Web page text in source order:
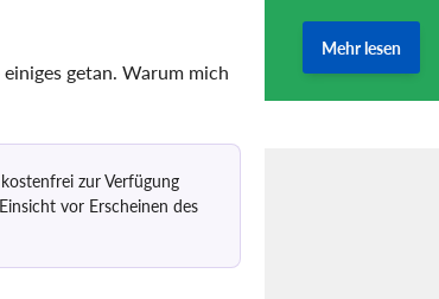
getan. Warum mich
zur Verfügung
vor Erscheinen des